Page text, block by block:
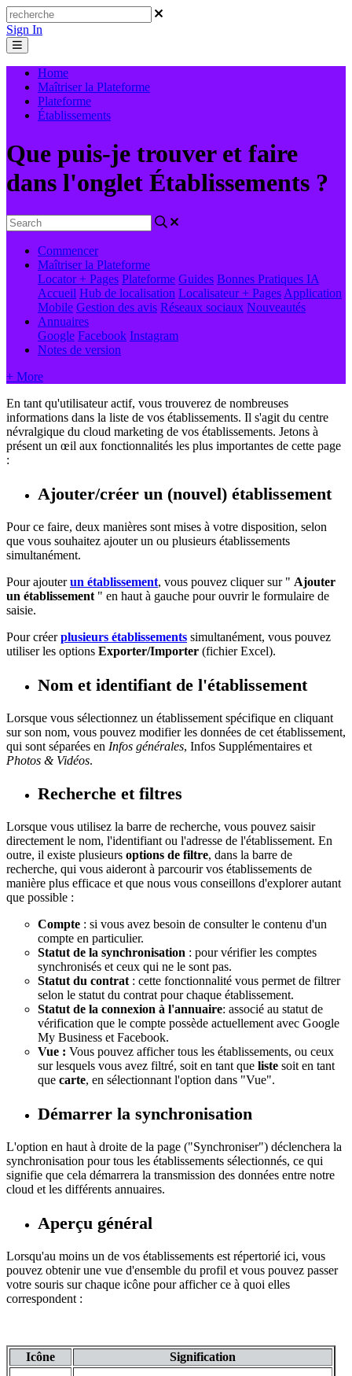
Sign In
Home
Maîtriser la Plateforme
Plateforme
Établissements
Que puis-je trouver et faire
dans l'onglet Établissements ?
Commencer
Maîtriser la Plateforme
Locator + Pages Plateforme Guides Bonnes Pratiques IA
Accueil Hub de localisation Localisateur + Pages Application
Mobile Gestion des avis Réseaux sociaux Nouveautés
Annuaires
Google Facebook Instagram
Notes de version
+ More
En tant qu'utilisateur actif, vous trouverez de nombreuses
informations dans la liste de vos établissements. Il s'agit du centre
névralgique du cloud marketing de vos établissements. Jetons à
présent un œil aux fonctionnalités les plus importantes de cette page
:
Ajouter/créer un (nouvel) établissement
Pour ce faire, deux manières sont mises à votre disposition, selon
que vous souhaitez ajouter un ou plusieurs établissements
simultanément.
Pour ajouterun établissement‍, vous pouvez cliquer sur " Ajouter
un établissement " en haut à gauche pour ouvrir le formulaire de
saisie.
Pour créerplusieurs établissements ‍ simultanément, vous pouvez
utiliser les options Exporter/Importer (fichier Excel).
Nom et identifiant de l'établissement
Lorsque vous sélectionnez un établissement spécifique en cliquant
sur son nom, vous pouvez modifier les données de cet établissement,
qui sont séparées en Infos générales, Infos Supplémentaires et
Photos & Vidéos.
Recherche et filtres
Lorsque vous utilisez la barre de recherche, vous pouvez saisir
directement le nom, l'identifiant ou l'adresse de l'établissement. En
outre, il existe plusieurs options de filtre, dans la barre de
recherche, qui vous aideront à parcourir vos établissements de
manière plus efficace et que nous vous conseillons d'explorer autant
que possible :
Compte : si vous avez besoin de consulter le contenu d'un
compte en particulier.
Statut de la synchronisation : pour vérifier les comptes
synchronisés et ceux qui ne le sont pas.
Statut du contrat : cette fonctionnalité vous permet de filtrer
selon le statut du contrat pour chaque établissement.
Statut de la connexion à l'annuaire: associé au statut de
vérification que le compte possède actuellement avec Google
My Business et Facebook.
Vue : Vous pouvez afficher tous les établissements, ou ceux
sur lesquels vous avez filtré, soit en tant que liste soit en tant
que carte, en sélectionnant l'option dans "Vue".
Démarrer la synchronisation
L'option en haut à droite de la page ("Synchroniser") déclenchera la
synchronisation pour tous les établissements sélectionnés, ce qui
signifie que cela démarrera la transmission des données entre notre
cloud et les différents annuaires.
Aperçu général
Lorsqu'au moins un de vos établissements est répertorié ici, vous
pouvez obtenir une vue d'ensemble du profil et vous pouvez passer
votre souris sur chaque icône pour afficher ce à quoi elles
correspondent :
Icône Signification